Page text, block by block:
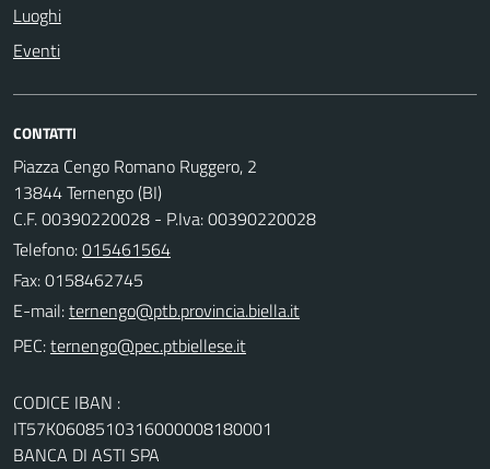
Luoghi
Eventi
CONTATTI
Piazza Cengo Romano Ruggero, 2
13844 Ternengo (BI)
C.F. 00390220028 - P.Iva: 00390220028
Telefono:015461564
Fax: 0158462745
E-mail:
PEC:
CODICE IBAN :
IT57K0608510316000008180001
BANCA DI ASTI SPA